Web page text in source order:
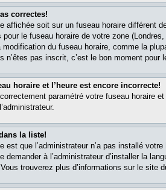
correctes!
affichée soit sur un fuseau horaire
le fuseau horaire de votre zone
modification du fuseau horaire, comme la
n’êtes pas inscrit, c’est le bon moment pour
horaire et l’heure est encore incorrecte!
paramétré votre fuseau horaire
la liste!
est que l’administrateur n’a pas installé
demander à l’administrateur d’installer la
trouverez plus d’informations sur le site